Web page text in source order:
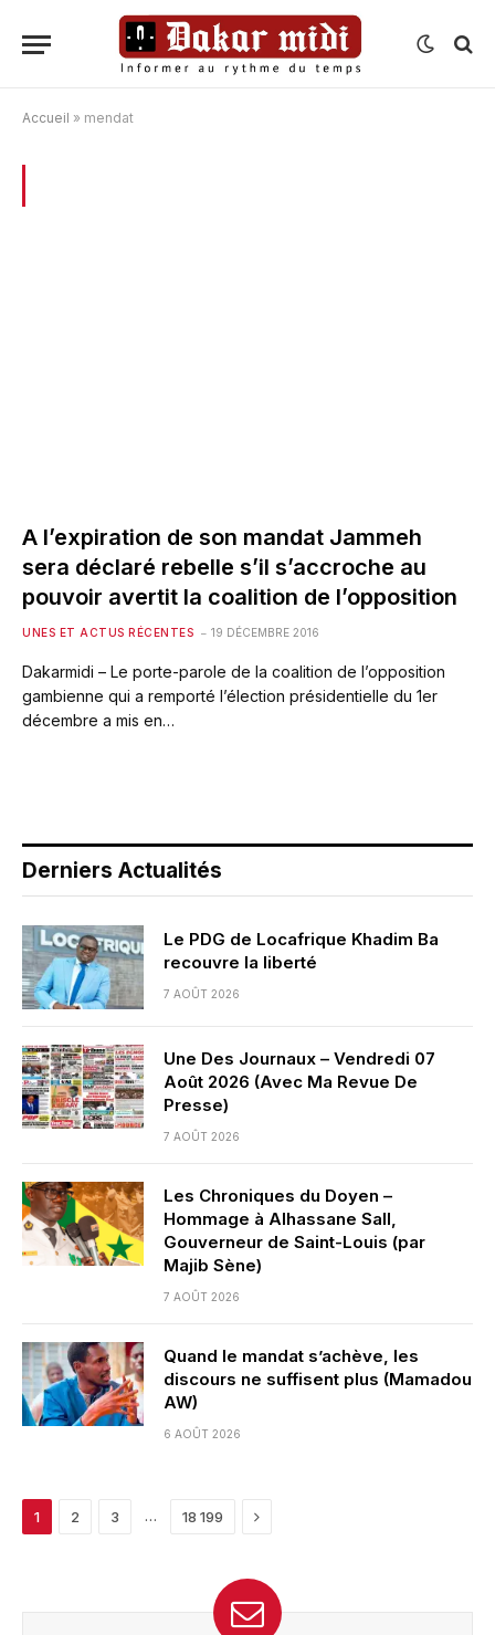
Accueil » mendat
A l’expiration de son mandat Jammeh
sera déclaré rebelle s’il s’accroche au
pouvoir avertit la coalition de l’opposition
UNES ET ACTUS RÉCENTES 19 DÉCEMBRE 2016
Dakarmidi – Le porte-parole de la coalition de l’opposition
gambienne qui a remporté l’élection présidentielle du 1er
décembre a mis en…
Derniers Actualités
Le PDG de Locafrique Khadim Ba
recouvre la liberté
7 AOÛT 2026
Une Des Journaux – Vendredi 07
Août 2026 (Avec Ma Revue De
Presse)
7 AOÛT 2026
Les Chroniques du Doyen –
Hommage à Alhassane Sall,
Gouverneur de Saint-Louis (par
Majib Sène)
7 AOÛT 2026
Quand le mandat s’achève, les
discours ne suffisent plus (Mamadou
AW)
6 AOÛT 2026
1 2 3 … 18 199 Next